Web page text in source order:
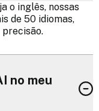
o inglês, nossas
de 50 idiomas,
precisão.
no meu